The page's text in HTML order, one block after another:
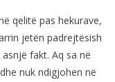
qelitë pas hekurave,
jetën padrejtësish
fakt. Aq sa në
nuk ndigjohen në